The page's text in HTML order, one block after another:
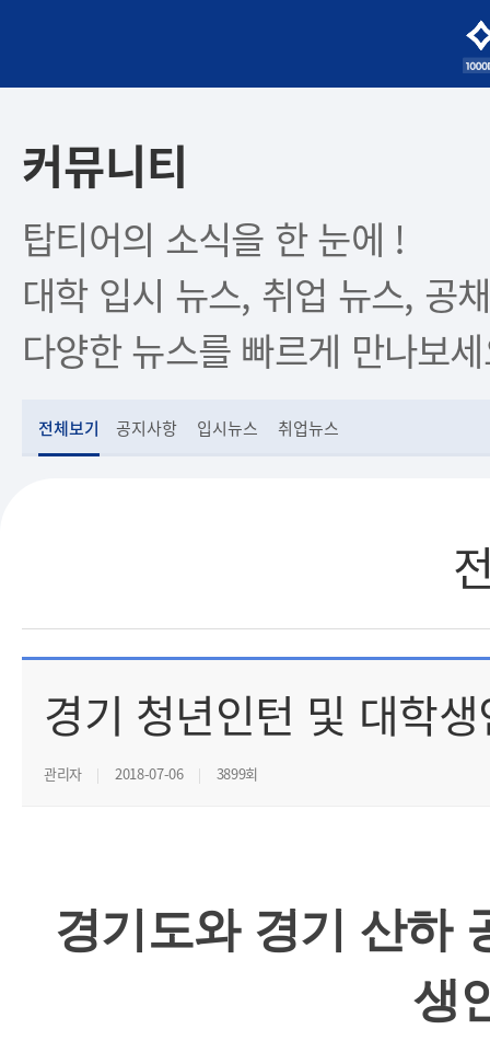
커뮤니티
탑티어의 소식을 한 눈에 !
대학 입시 뉴스, 취업 뉴스, 공
다양한 뉴스를 빠르게 만나보
전체보기 공지사항 입시뉴스 취업뉴스
경기 청년인턴 및 대학
관리자 2018-07-06 3899회
경기도와 경기 산하
생